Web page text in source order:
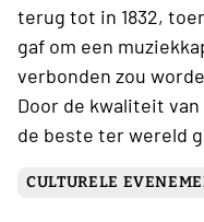
terug tot in 1832,
gaf om een
verbonden zou
Door de kwaliteit
de beste ter wereld
CULTURELE